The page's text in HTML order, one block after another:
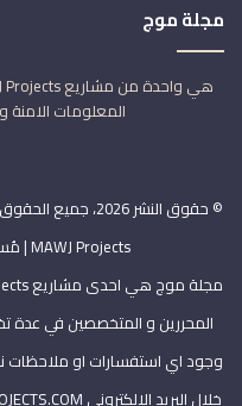
مجلة موج
المعلومات
© حقوق النشر 2026، جميع الحقوق محفوظة |
MAWJ Projects
|
المحررين و المتخصصين في
وجود اي استفسارات او